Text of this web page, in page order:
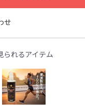
せ
られるアイテム